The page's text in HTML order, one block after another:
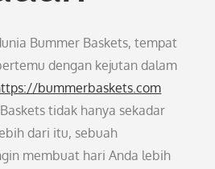
Bummer Baskets, tempat
dengan kejutan dalam
bummerbaskets.com
tidak hanya sekadar
dari itu, sebuah
membuat hari Anda lebih